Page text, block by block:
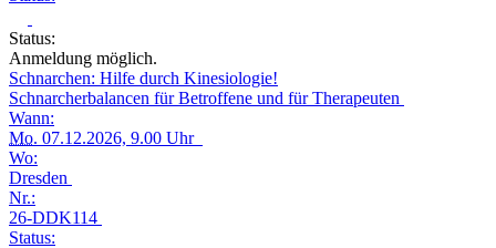
Status:
Anmeldung möglich.
Schnarchen: Hilfe durch Kinesiologie!
Schnarcherbalancen für Betroffene und für Therapeuten
Wann:
Mo. 07.12.2026, 9.00 Uhr
Wo:
Dresden
Nr.:
26-DDK114
Status: